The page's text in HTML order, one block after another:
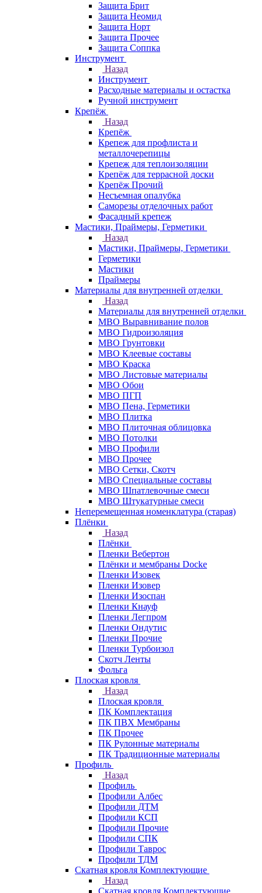
Защита Брит
Защита Неомид
Защита Норт
Защита Прочее
Защита Соппка
Инструмент
Назад
Инструмент
Расходные материалы и остастка
Ручной инструмент
Крепёж
Назад
Крепёж
Крепеж для профлиста и
металлочерепицы
Крепеж для теплоизоляции
Крепёж для террасной доски
Крепёж Прочий
Несъемная опалубка
Саморезы отделочных работ
Фасадный крепеж
Мастики, Праймеры, Герметики
Назад
Мастики, Праймеры, Герметики
Герметики
Мастики
Праймеры
Материалы для внутренней отделки
Назад
Материалы для внутренней отделки
МВО Выравнивание полов
МВО Гидроизоляция
МВО Грунтовки
МВО Клеевые составы
МВО Краска
МВО Листовые материалы
МВО Обои
МВО ПГП
МВО Пена, Герметики
МВО Плитка
МВО Плиточная облицовка
МВО Потолки
МВО Профили
МВО Прочее
МВО Сетки, Скотч
МВО Специальные составы
МВО Шпатлевочные смеси
МВО Штукатурные смеси
Неперемещенная номенклатура (старая)
Плёнки
Назад
Плёнки
Пленки Вебертон
Плёнки и мембраны Docke
Пленки Изовек
Пленки Изовер
Пленки Изоспан
Пленки Кнауф
Пленки Легпром
Пленки Ондутис
Пленки Прочие
Пленки Турбоизол
Скотч Ленты
Фольга
Плоская кровля
Назад
Плоская кровля
ПК Комплектация
ПК ПВХ Мембраны
ПК Прочее
ПК Рулонные материалы
ПК Традиционные материалы
Профиль
Назад
Профиль
Профили Албес
Профили ДТМ
Профили КСП
Профили Прочие
Профили СПК
Профили Таврос
Профили ТДМ
Скатная кровля Комплектующие
Назад
Скатная кровля Комплектующие